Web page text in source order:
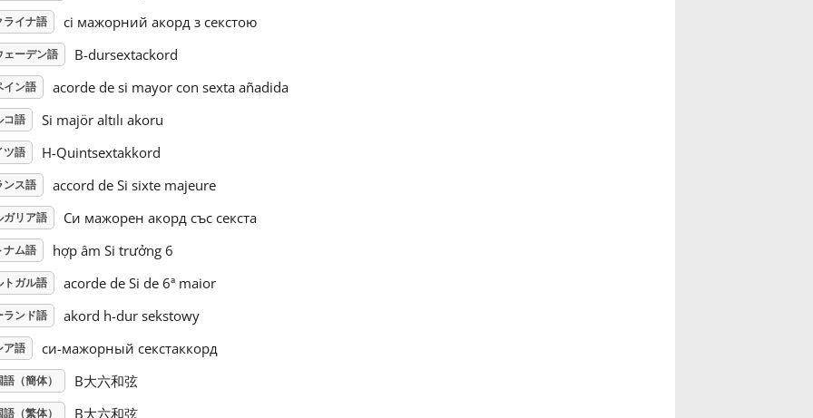
ライナ語 сі мажорний акорд з секстою
ェーデン語 B-dursextackord
イン語 acorde de si mayor con sexta añadida
コ語 Si majör altılı akoru
ツ語 H-Quintsextakkord
ンス語 accord de Si sixte majeure
ガリア語 Си мажорен акорд със секста
ナム語 hợp âm Si trưởng 6
トガル語 acorde de Si de 6ª maior
ランド語 akord h-dur sekstowy
ア語 си-мажорный секстаккорд
（簡体） B大六和弦
（繁体） B大六和弦